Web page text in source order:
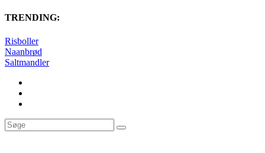
TRENDING:
Risboller
Naanbrød
Saltmandler